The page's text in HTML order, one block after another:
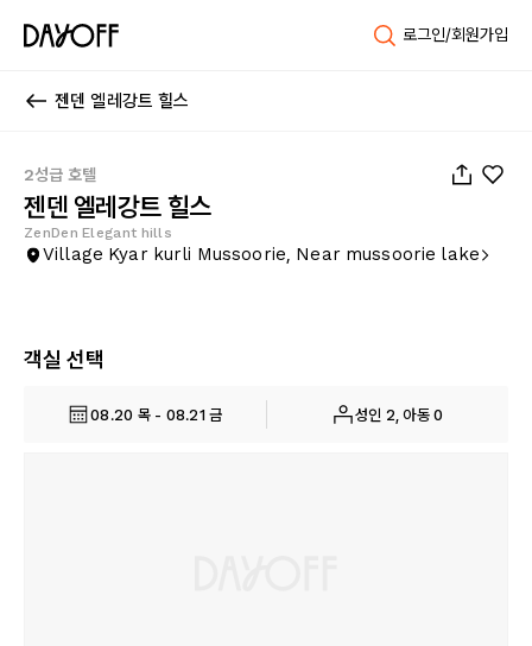
로그인/회원가입
젠덴 엘레강트 힐스
2성급 호텔
젠덴 엘레강트 힐스
ZenDen Elegant hills
Village Kyar kurli Mussoorie, Near mussoorie lake
객실 선택
08.20 목 - 08.21 금 성인 2, 아동 0